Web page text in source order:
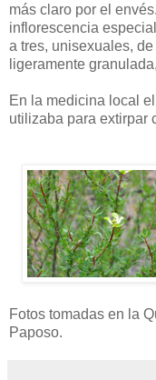
más claro por el
inflorescencia
a tres, unisexuales,
ligeramente
En la medicina local
utilizaba para extirpar
Fotos tomadas en la
Paposo.